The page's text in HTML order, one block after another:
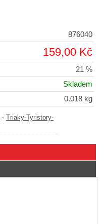
876040
159,00 Kč
21 %
Skladem
0.018 kg
-
Triaky-Tyristory-